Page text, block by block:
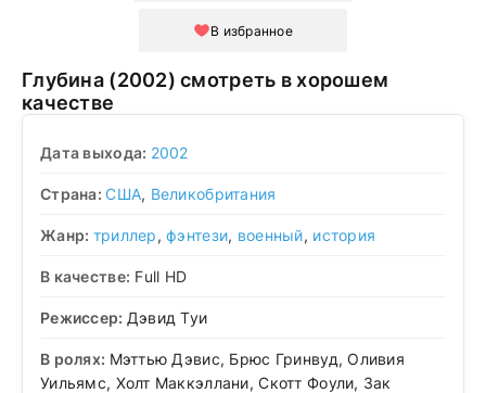
В избранное
Глубина (2002) смотреть в хорошем
качестве
Дата выхода: 2002
Страна:США, Великобритания
Жанр: триллер,фэнтези, военный, история
В качестве: Full HD
Режиссер: Дэвид Туи
В ролях: Мэттью Дэвис, Брюс Гринвуд, Оливия
Уильямс, Холт Маккэллани, Скотт Фоули, Зак